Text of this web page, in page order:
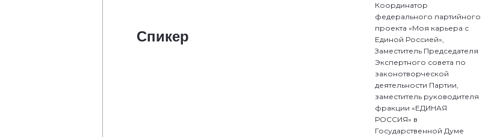
Спикер
Координатор
федерального партийного
проекта «Моя карьера с
Единой Россией»,
Заместитель Председателя
Экспертного совета по
законотворческой
деятельности Партии,
заместитель руководителя
фракции «ЕДИНАЯ
РОССИЯ» в
Государственной Думе